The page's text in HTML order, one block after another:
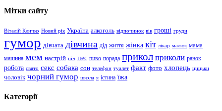
Мітки сайту
Віталій Кличко Новий рік Україна алкоголь відпочинок вік гроші груди
гумор дівчата дівчина дід життя жінка кіт лікар малюк мама
машина мем настрій ніч пес пиво порада прикол приколи ранок
робота свято секс собака сон телефон туалет факт фото хлопець цицьки
чоловік чорний гумор школа я істина їжа
Категорії